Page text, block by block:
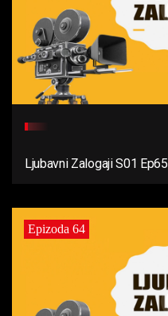
Ljubavni Zalogaji S01 Ep65
Epizoda 64